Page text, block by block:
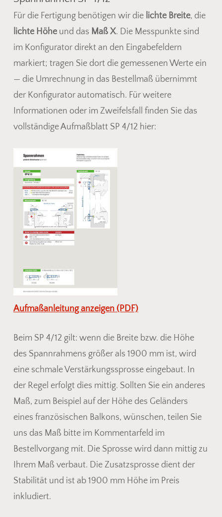
Für die Fertigung benötigen wir die lichte Breite, die
lichte Höheund das Maß X. Die Messpunkte sind
im Konfigurator direkt an den Eingabefeldern
markiert; tragen Sie dort die gemessenen Werte ein
— die Umrechnung in das Bestellmaß übernimmt
der Konfigurator automatisch. Für weitere
Informationen oder im Zweifelsfall finden Sie das
vollständige Aufmaßblatt SP 4/12 hier:
Aufmaßanleitung anzeigen (PDF)
Beim SP 4/12 gilt: wenn die Breite bzw. die Höhe
des Spannrahmens größer als 1900 mm ist, wird
eine schmale Verstärkungssprosse eingebaut. In
der Regel erfolgt dies mittig. Sollten Sie ein anderes
Maß, zum Beispiel auf der Höhe des Geländers
eines französischen Balkons, wünschen, teilen Sie
uns das Maß bitte im Kommentarfeld im
Bestellvorgang mit. Die Sprosse wird dann mittig zu
Ihrem Maß verbaut. Die Zusatzsprosse dient der
Stabilität und ist ab 1900 mm Höhe im Preis
inkludiert.